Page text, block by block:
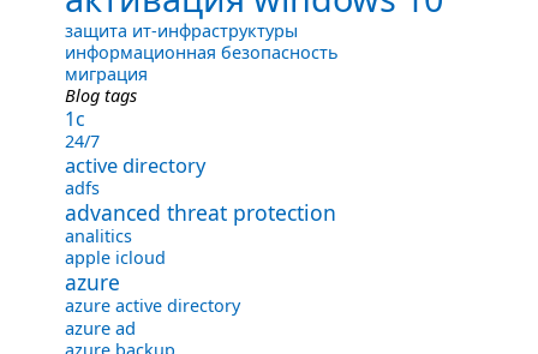
защита ит-инфраструктуры
информационная безопасность
миграция
Blog tags
1с
24/7
active directory
adfs
advanced threat protection
analitics
apple icloud
azure
azure active directory
azure ad